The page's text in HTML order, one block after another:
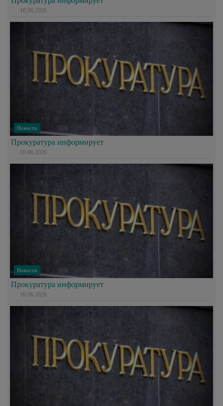
10.06.2026
Новости
Прокуратура информирует
10.06.2026
Новости
Прокуратура информирует
10.06.2026